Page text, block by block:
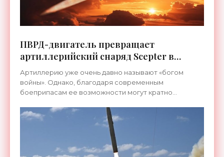
ПВРД-двигатель превращает
артиллерийский снаряд Scepter в
управляемую ракету - «Оружие»
Артиллерию уже очень давно называют «богом
войны». Однако, благодаря современным
боеприпасам ее возможности могут кратно